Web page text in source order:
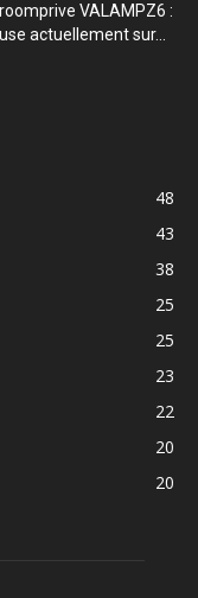
VALAMPZ6 :
actuellement sur...
48
43
38
25
25
23
22
20
20